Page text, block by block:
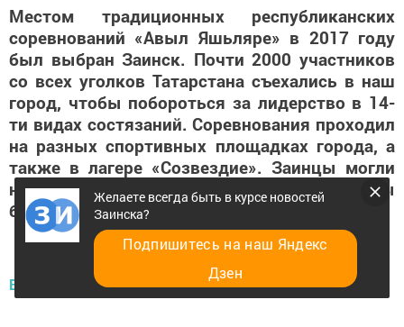
Местом традиционных республиканских
соревнований «Авыл Яшьляре» в 2017 году
был выбран Заинск. Почти 2000 участников
со всех уголков Татарстана съехались в наш
город, чтобы побороться за лидерство в 14-
ти видах состязаний. Соревнования проходил
на разных спортивных площадках города, а
также в лагере «Созвездие». Заинцы могли
наблюдать за играми и болеть за команды
бесплатно.
Возвращение конкурса красоты «Заиночка»
Желаете всегда быть в курсе новостей
Заинска?
Подпишитесь на наш Яндекс
Дзен